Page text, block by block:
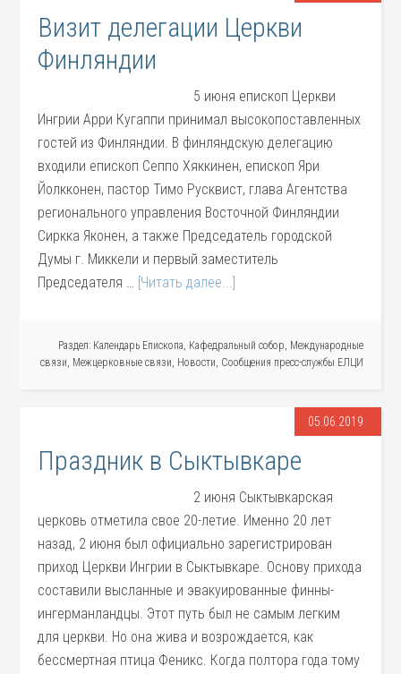
Визит делегации Церкви
Финляндии
5 июня епископ Церкви
Ингрии Арри Кугаппи принимал высокопоставленных
гостей из Финляндии. В финляндскую делегацию
входили епископ Сеппо Хяккинен, епископ Яри
Йолкконен, пастор Тимо Русквист, глава Агентства
регионального управления Восточной Финляндии
Сиркка Яконен, а также Председатель городской
Думы г. Миккели и первый заместитель
Председателя … [Читать далее...]
Раздел: Календарь Епископа, Кафедральный собор, Международные
связи, Межцерковные связи, Новости, Сообщения пресс-службы ЕЛЦИ
05.06.2019
Праздник в Сыктывкаре
2 июня Сыктывкарская
церковь отметила свое 20-летие. Именно 20 лет
назад, 2 июня был официально зарегистрирован
приход Церкви Ингрии в Сыктывкаре. Основу прихода
составили высланные и эвакуированные финны-
ингерманландцы. Этот путь был не самым легким
для церкви. Но она жива и возрождается, как
бессмертная птица Феникс. Когда полтора года тому